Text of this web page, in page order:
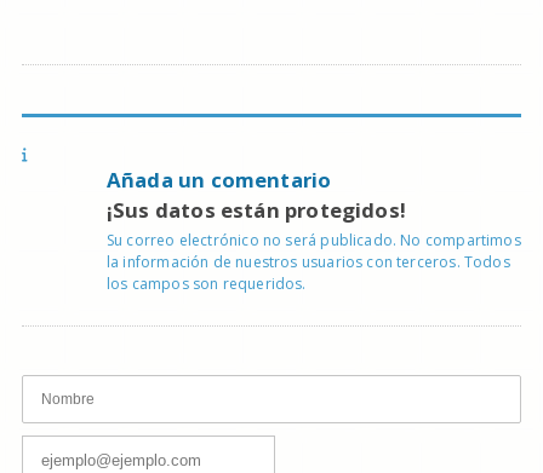
Añada un comentario
¡Sus datos están protegidos!
Su correo electrónico no será publicado. No compartimos
la información de nuestros usuarios con terceros. Todos
los campos son requeridos.